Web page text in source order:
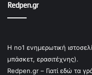
Redpen.gr
Η no1 ενημερωτική
μπάσκετ, ερασιτέχνης).
Redpen.gr – Γιατί εδώ τα